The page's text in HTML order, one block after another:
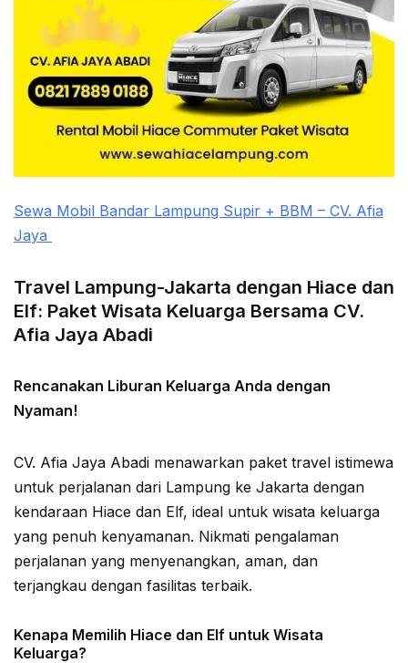
Sewa Mobil Bandar Lampung Supir + BBM – CV. Afia
Jaya
Travel Lampung-Jakarta dengan Hiace dan
Elf: Paket Wisata Keluarga Bersama CV.
Afia Jaya Abadi
Rencanakan Liburan Keluarga Anda dengan
Nyaman!
CV. Afia Jaya Abadi menawarkan paket travel istimewa
untuk perjalanan dari Lampung ke Jakarta dengan
kendaraan Hiace dan Elf, ideal untuk wisata keluarga
yang penuh kenyamanan. Nikmati pengalaman
perjalanan yang menyenangkan, aman, dan
terjangkau dengan fasilitas terbaik.
Kenapa Memilih Hiace dan Elf untuk Wisata
Keluarga?